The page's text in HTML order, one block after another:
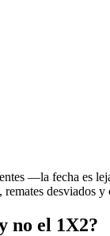
—la fecha es
desviados
no el 1X2?